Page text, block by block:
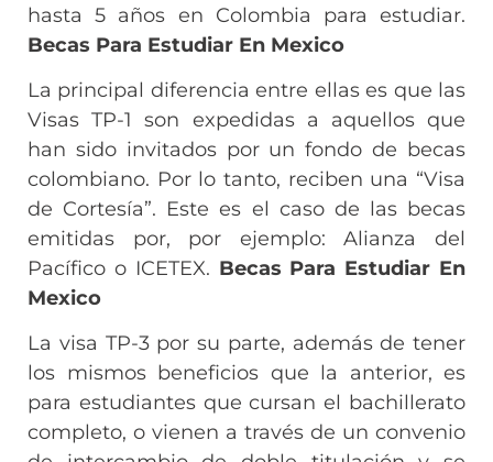
hasta 5 años en Colombia para estudiar.
Becas Para Estudiar En Mexico
La principal diferencia entre ellas es que las
Visas TP-1 son expedidas a aquellos que
han sido invitados por un fondo de becas
colombiano. Por lo tanto, reciben una “Visa
de Cortesía”. Este es el caso de las becas
emitidas por, por ejemplo: Alianza del
Pacífico o ICETEX. Becas Para Estudiar En
Mexico
La visa TP-3 por su parte, además de tener
los mismos beneficios que la anterior, es
para estudiantes que cursan el bachillerato
completo, o vienen a través de un convenio